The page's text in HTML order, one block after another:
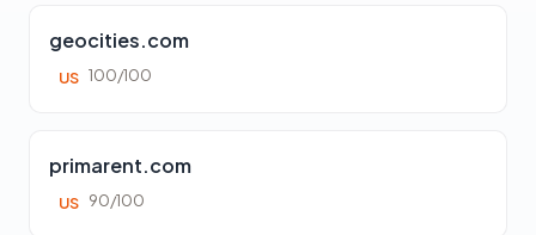
geocities.com
US 100/100
primarent.com
US 90/100